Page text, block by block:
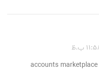
accounts marketplace